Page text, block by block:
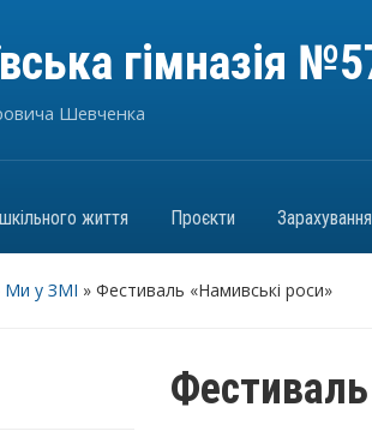
гімназія
Шевченка
життя Проєкти
Ми у ЗМІ » Фестиваль «Намивські роси»